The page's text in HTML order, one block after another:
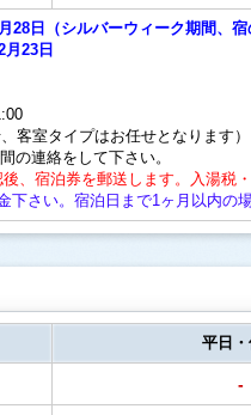
28日（シルバーウィーク期間、宿
23日
客室タイプはお任せとなります）
の連絡をして下さい。
、宿泊券を郵送します。入湯税
さい。宿泊日まで1ヶ月以内の
平日・
-